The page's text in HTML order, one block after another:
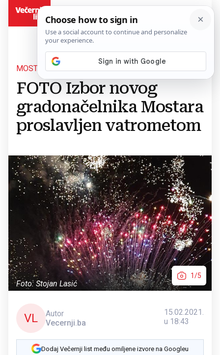
MOSTAR
FOTO Izbor novog
gradonačelnika Mostara
proslavljen vatrometom
Foto: Stojan Lasić
1/5
VL
Autor
Vecernji.ba
15.02.2021.
u 18:43
Dodaj Večernji list među omiljene izvore na Googleu